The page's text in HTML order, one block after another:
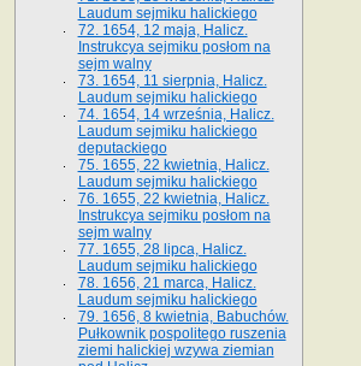
Laudum sejmiku halickiego
72. 1654, 12 maja, Halicz.
Instrukcya sejmiku posłom na
sejm walny
73. 1654, 11 sierpnia, Halicz.
Laudum sejmiku halickiego
74. 1654, 14 września, Halicz.
Laudum sejmiku halickiego
deputackiego
75. 1655, 22 kwietnia, Halicz.
Laudum sejmiku halickiego
76. 1655, 22 kwietnia, Halicz.
Instrukcya sejmiku posłom na
sejm walny
77. 1655, 28 lipca, Halicz.
Laudum sejmiku halickiego
78. 1656, 21 marca, Halicz.
Laudum sejmiku halickiego
79. 1656, 8 kwietnia, Babuchów.
Pułkownik pospolitego ruszenia
ziemi halickiej wzywa ziemian